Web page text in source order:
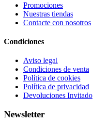
Promociones
Nuestras tiendas
Contacte con nosotros
Condiciones
Aviso legal
Condiciones de venta
Política de cookies
Política de privacidad
Devoluciones Invitado
Newsletter